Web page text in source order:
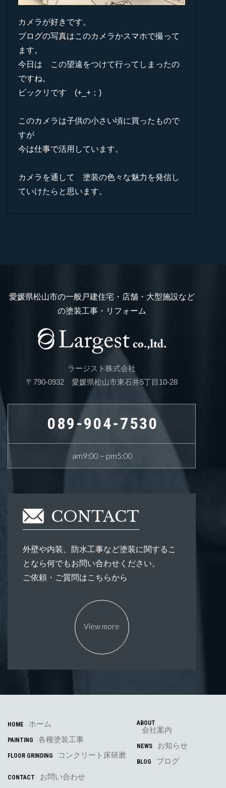
カメラが好きです。
ブログの写真はこのカメラかスマホで撮って
ます。
今日は この望遠をつけて行ってしまったの
ですね。
ビックリです (+_+；)
このカメラは子供の小さい頃に買ったもので
すが
今は仕事で活用しています。
カメラを通して 塗装の色々な魅力を発信し
ていけたらと思います。
愛媛県松山市の一般戸建住宅・店舗・大型施設など
の塗装工事・リフォーム
ラージスト株式会社
〒790-0932 愛媛県松山市東石井5丁目10-28
089-904-7530
am9:00 ~ pm5:00
CONTACT
外壁や内装、防水工事など塗装に関するこ
となら何でもお問い合わせください。
ご依頼・ご質問はこちらから
View more
HOME ホーム
PAINTING 各種塗装工事
FLOOR GRINDING コンクリート床研磨
ABOUT
会社案内
NEWS お知らせ
BLOG ブログ
CONTACT お問い合わせ